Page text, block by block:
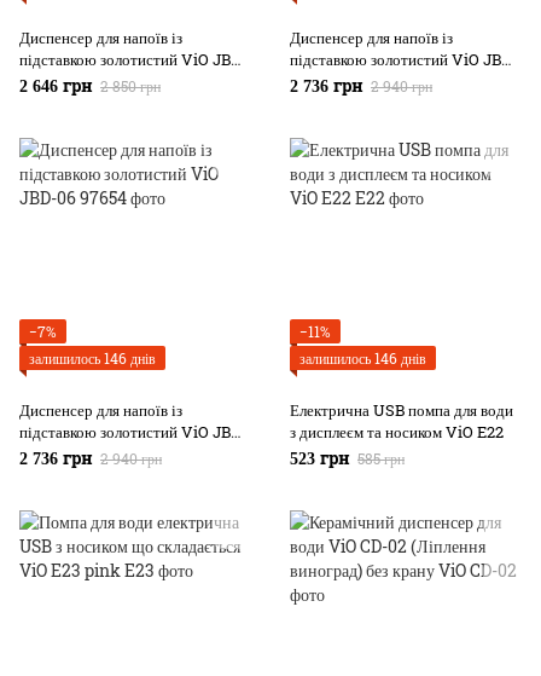
Диспенсер для напоїв із
підставкою золотистий ViO JBD-
04 8 л
2 646 грн 2 850 грн
Диспенсер для напоїв із
підставкою золотистий ViO JBD-
05 8 л
2 736 грн 2 940 грн
−7%
залишилось 146 днів
Диспенсер для напоїв із
підставкою золотистий ViO JBD-
06
2 736 грн 2 940 грн
−11%
залишилось 146 днів
Електрична USB помпа для води
з дисплеєм та носиком ViO E22
523 грн 585 грн